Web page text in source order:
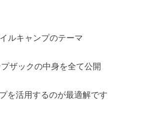
ルキャンプのテーマ
ザックの中身を全て公開
を活用するのが最適解です